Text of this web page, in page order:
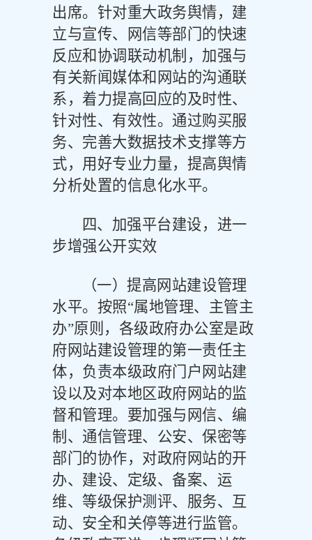
出席。针对重大政务舆情，建
立与宣传、网信等部门的快速
反应和协调联动机制，加强与
有关新闻媒体和网站的沟通联
系，着力提高回应的及时性、
针对性、有效性。通过购买服
务、完善大数据技术支撑等方
式，用好专业力量，提高舆情
分析处置的信息化水平。
四、加强平台建设，进一
步增强公开实效
（一）提高网站建设管理
水平。 按照“属地管理、主管主
办”原则，各级政府办公室是政
府网站建设管理的第一责任主
体，负责本级政府门户网站建
设以及对本地区政府网站的监
督和管理。要加强与网信、编
制、通信管理、公安、保密等
部门的协作，对政府网站的开
办、建设、定级、备案、运
维、等级保护测评、服务、互
动、安全和关停等进行监管。